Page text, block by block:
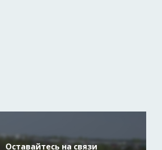
Оставайтесь на связи